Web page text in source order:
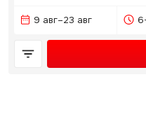
9 авг–23 авг